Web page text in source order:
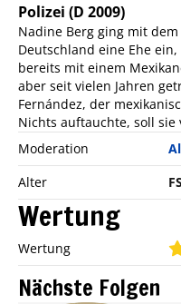
Polizei (D 2009)
Nadine Berg ging mit
Deutschland eine Ehe
bereits mit einem
aber seit vielen Jahren
Fernández, der
Nichts auftauchte, soll
Moderation
Alter
Wertung
Wertung
Nächste Folgen